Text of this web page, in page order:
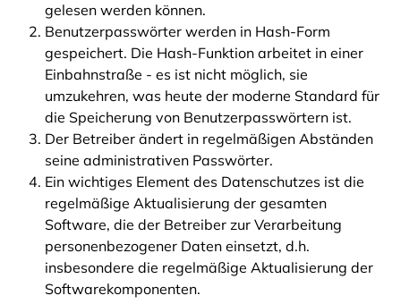
gelesen werden können.
Benutzerpasswörter werden in Hash-Form
gespeichert. Die Hash-Funktion arbeitet in einer
Einbahnstraße - es ist nicht möglich, sie
umzukehren, was heute der moderne Standard für
die Speicherung von Benutzerpasswörtern ist.
Der Betreiber ändert in regelmäßigen Abständen
seine administrativen Passwörter.
Ein wichtiges Element des Datenschutzes ist die
regelmäßige Aktualisierung der gesamten
Software, die der Betreiber zur Verarbeitung
personenbezogener Daten einsetzt, d.h.
insbesondere die regelmäßige Aktualisierung der
Softwarekomponenten.